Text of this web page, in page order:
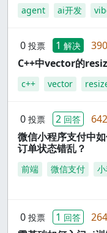
agent ai开发
0 投票 1 解决 390
C++中vector的
c++ vector
0 投票 2 回答 642
微信小程序支付中
订单状态错乱？
前端 微信支付
0 投票 1 回答 264